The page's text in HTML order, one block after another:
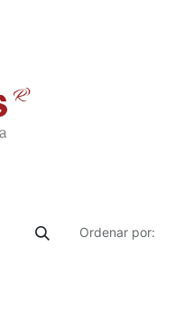
Ordenar por: